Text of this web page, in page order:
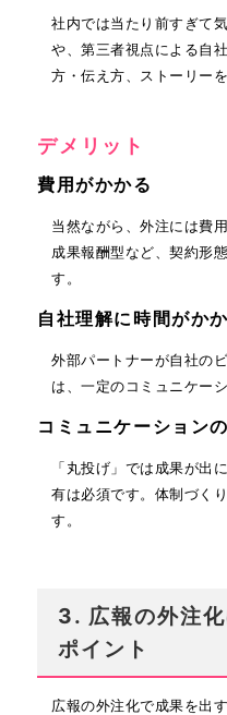
社内では当たり前すぎて
や、第三者視点による自
方・伝え方、ストーリー
デメリット
費用がかかる
当然ながら、外注には費
成果報酬型など、契約形
す。
自社理解に時間がか
外部パートナーが自社の
は、一定のコミュニケー
コミュニケーション
「丸投げ」では成果が出
有は必須です。体制づく
す。
3. 広報の外注
ポイント
広報の外注化で成果を出